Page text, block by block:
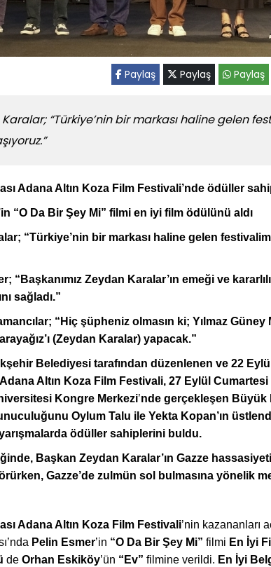
Paylaş Paylaş Paylaş
“Türkiye’nin bir markası haline gelen
Adana Altın Koza Film Festivali’nde ödüller
“O Da Bir Şey Mi” filmi en iyi film ödülünü aldı
“Türkiye’nin bir markası haline gelen
“Başkanımız Zeydan Karalar’ın emeği ve
sağladı.”
“Hiç şüpheniz olmasın ki; Yılmaz Güney
(Zeydan Karalar) yapacak.”
Belediyesi tarafından düzenlenen ve 22 Eylül
Altın Koza Film Festivali, 27 Eylül Cumartesi
Kongre Merkezi’nde gerçekleşen Büyük
Oylum Talu ile Yekta Kopan’ın
ödüller sahiplerini buldu.
Başkan Zeydan Karalar’ın Gazze
Gazze’de zulmün sol bulmasına yönelik
Adana Altın Koza Film Festivali’nin kazananları
ı’nda Pelin Esmer’in “O Da Bir Şey Mi” filmi En İyi
de Orhan Eskiköy’ün “ Ev” filmine verildi. En İyi